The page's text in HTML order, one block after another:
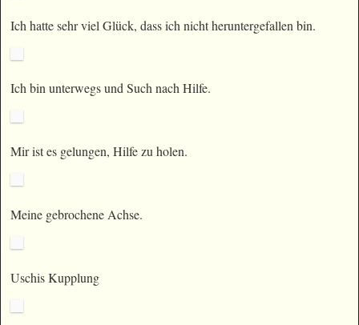
Ich hatte sehr viel Glück, dass ich nicht heruntergefallen bin.
Ich bin unterwegs und Such nach Hilfe.
Mir ist es gelungen, Hilfe zu holen.
Meine gebrochene Achse.
Uschis Kupplung